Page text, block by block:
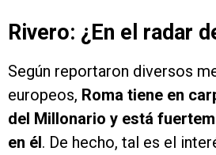
Rivero: ¿En el radar
Según reportaron diversos
europeos, Roma tiene en
del Millonario y está
en él. De hecho, tal es el